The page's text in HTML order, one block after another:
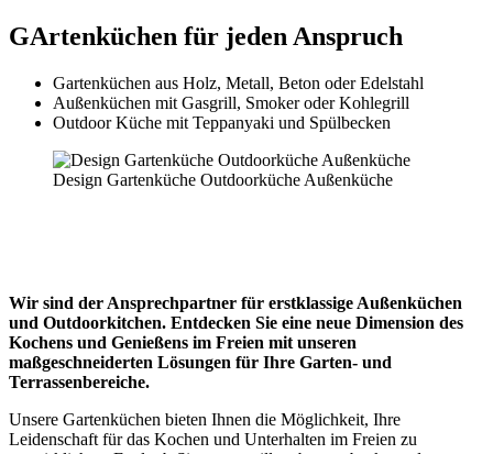
GArtenküchen für jeden Anspruch
Gartenküchen aus Holz, Metall, Beton oder Edelstahl
Außenküchen mit Gasgrill, Smoker oder Kohlegrill
Outdoor Küche mit Teppanyaki und Spülbecken
Design Gartenküche Outdoorküche Außenküche
Wir sind der Ansprechpartner für erstklassige Außenküchen
und Outdoorkitchen. Entdecken Sie eine neue Dimension des
Kochens und Genießens im Freien mit unseren
maßgeschneiderten Lösungen für Ihre Garten- und
Terrassenbereiche.
Unsere Gartenküchen bieten Ihnen die Möglichkeit, Ihre
Leidenschaft für das Kochen und Unterhalten im Freien zu